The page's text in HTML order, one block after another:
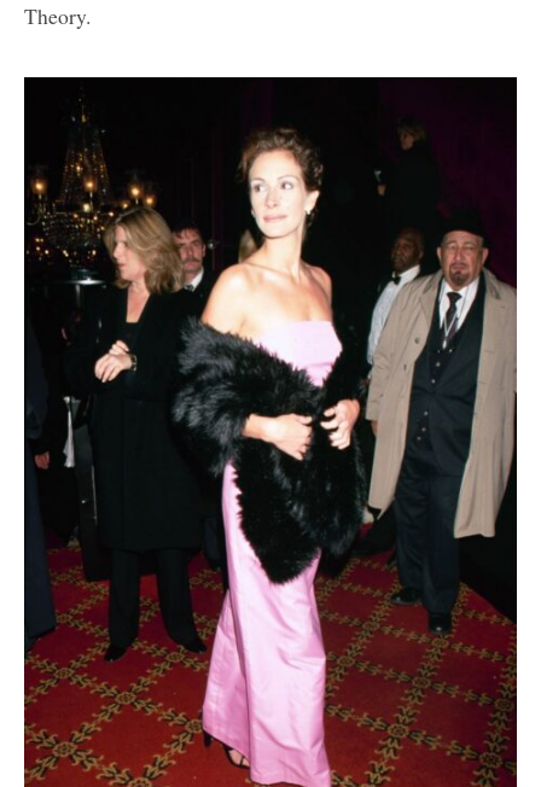
Theory.